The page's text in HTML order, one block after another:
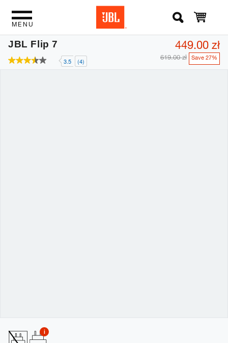
MENU
JBL Flip 7
3.5 (4)
449.00 zł
619.00 zł Save 27%